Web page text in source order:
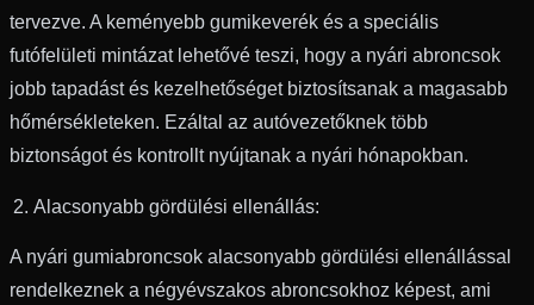
tervezve. A keményebb gumikeverék és a speciális
futófelületi mintázat lehetővé teszi, hogy a nyári abroncsok
jobb tapadást és kezelhetőséget biztosítsanak a magasabb
hőmérsékleteken. Ezáltal az autóvezetőknek több
biztonságot és kontrollt nyújtanak a nyári hónapokban.
Alacsonyabb gördülési ellenállás:
A nyári gumiabroncsok alacsonyabb gördülési ellenállással
rendelkeznek a négyévszakos abroncsokhoz képest, ami